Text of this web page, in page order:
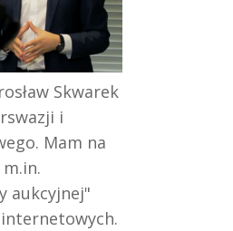
Skwarek
i
Mam na
aukcyjnej"